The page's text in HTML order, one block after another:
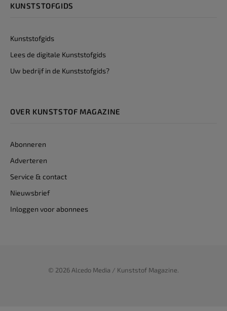
KUNSTSTOFGIDS
Kunststofgids
Lees de digitale Kunststofgids
Uw bedrijf in de Kunststofgids?
OVER KUNSTSTOF MAGAZINE
Abonneren
Adverteren
Service & contact
Nieuwsbrief
Inloggen voor abonnees
© 2026 Alcedo Media / Kunststof Magazine.